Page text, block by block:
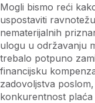
Mogli bismo reći
uspostaviti
nematerijalnih
ulogu u održavanju
trebalo potpuno
financijsku
zadovoljstva
konkurentnost plaća